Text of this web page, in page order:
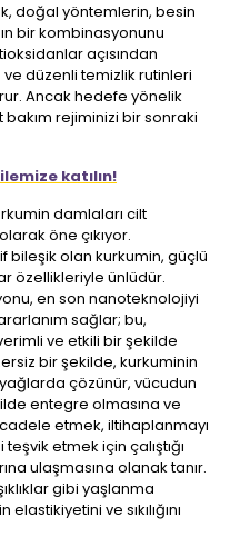
doğal yöntemlerin, besin
bir kombinasyonunu
açısından
düzenli temizlik rutinleri
Ancak hedefe yönelik
rejiminizi bir sonraki
katılın!
damlaları cilt
öne çıkıyor.
olan kurkumin, güçlü
özellikleriyle ünlüdür.
en son nanoteknolojiyi
sağlar; bu,
ve etkili bir şekilde
bir şekilde, kurkuminin
çözünür, vücudun
entegre olmasına ve
etmek, iltihaplanmayı
etmek için çalıştığı
ulaşmasına olanak tanır.
gibi yaşlanma
ve sıkılığını